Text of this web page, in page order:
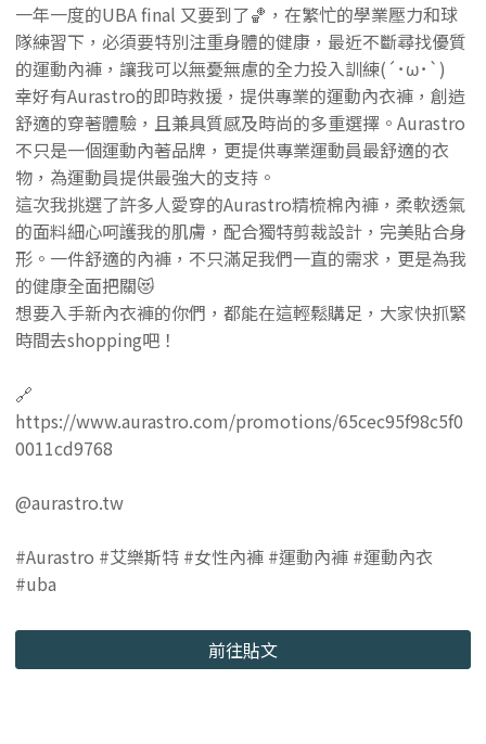
一年一度的UBA final 又要到了🏀，在繁忙的學業壓力和球
隊練習下，必須要特別注重身體的健康，最近不斷尋找優質
的運動內褲，讓我可以無憂無慮的全力投入訓練(´･ω･`)
幸好有Aurastro的即時救援，提供專業的運動內衣褲，創造
舒適的穿著體驗，且兼具質感及時尚的多重選擇。Aurastro
不只是一個運動內著品牌，更提供專業運動員最舒適的衣
物，為運動員提供最強大的支持。
這次我挑選了許多人愛穿的Aurastro精梳棉內褲，柔軟透氣
的面料細心呵護我的肌膚，配合獨特剪裁設計，完美貼合身
形。一件舒適的內褲，不只滿足我們一直的需求，更是為我
的健康全面把關😻
想要入手新內衣褲的你們，都能在這輕鬆購足，大家快抓緊
時間去shopping吧！
🔗
https://www.aurastro.com/promotions/65cec95f98c5f0
0011cd9768
@aurastro.tw
#Aurastro #艾樂斯特 #女性內褲 #運動內褲 #運動內衣
#uba
前往貼文